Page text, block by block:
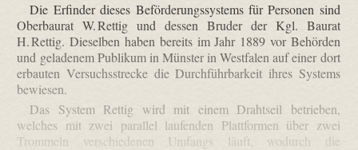
Die Erfinder dieses Beförderungssystems für Personen sind
Oberbaurat W. Rettig und dessen Bruder der Kgl. Baurat
H. Rettig. Dieselben haben bereits im Jahr 1889 vor Behörden
und geladenem Publikum in Münster in Westfalen auf einer dort
erbauten Versuchsstrecke die Durchführbarkeit ihres Systems
bewiesen.
Das System Rettig wird mit einem Drahtseil betrieben,
welches mit zwei parallel laufenden Plattformen über zwei
Trommeln verschiedenen Umfangs läuft, wodurch die